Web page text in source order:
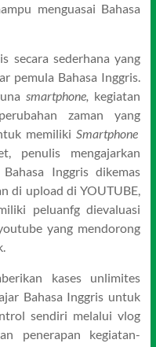
menguasai Bahasa
secara sederhana yang
pemula Bahasa Inggris.
smartphone, kegiatan
zaman yang
memilikiSmartphone
penulis mengajarkan
Inggris dikemas
di upload di YOUTUBE,
peluanfg dievaluasi
yang mendorong
kases unlimites
Bahasa Inggris untuk
sendiri melalui vlog
penerapan kegiatan-